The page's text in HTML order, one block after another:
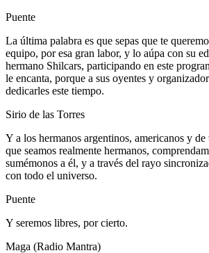
Puente
La última palabra es que sepas que te
equipo, por esa gran labor, y lo aúpa con su
hermano Shilcars, participando en este
le encanta, porque a sus oyentes y
dedicarles este tiempo.
Sirio de las Torres
Y a los hermanos argentinos, americanos y de
que seamos realmente hermanos,
sumémonos a él, y a través del rayo
con todo el universo.
Puente
Y seremos libres, por cierto.
Maga (Radio Mantra)